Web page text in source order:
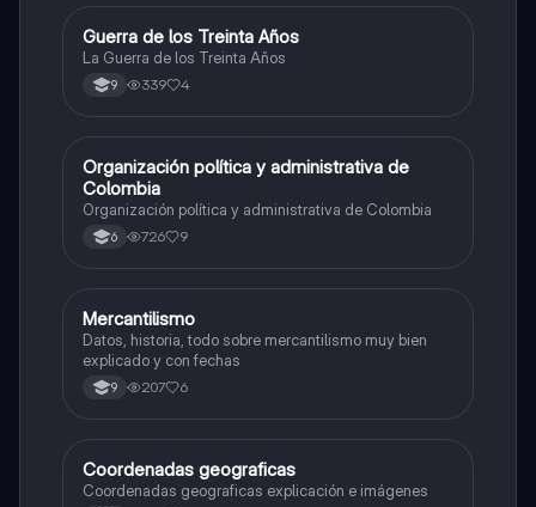
Sociales/Historia
Guerra de los Treinta Años
La Guerra de los Treinta Años
9 339 4
Sociales/Historia
Organización política y administrativa de
Colombia
Organización política y administrativa de Colombia
6 726 9
Sociales/Historia
Mercantilismo
Datos, historia, todo sobre mercantilismo muy bien
explicado y con fechas
9 207 6
Sociales/Historia
Coordenadas geograficas
Coordenadas geograficas explicación e imágenes